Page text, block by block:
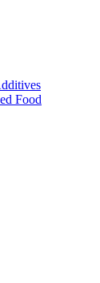
Food